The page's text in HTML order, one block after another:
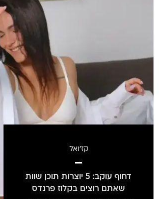
קז'ואל
דחוף עוקב: 5 יוצרות תוכן שוות
שאתם רוצים בקלוז פרנדס